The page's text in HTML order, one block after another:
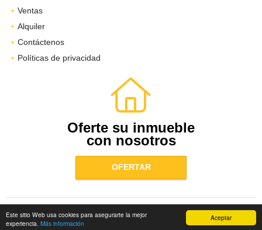
Aceptar
Este sitio Web usa cookies para asegurarte la mejor
experiencia. Más información
Ventas
Alquiler
Contáctenos
Políticas de privacidad
Oferte su inmueble
con nosotros
OFERTAR
Powered by: wasi.co